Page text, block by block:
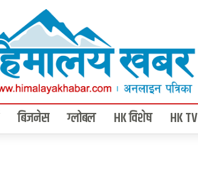
बिजनेस ग्लोबल HK विशेष HK TV